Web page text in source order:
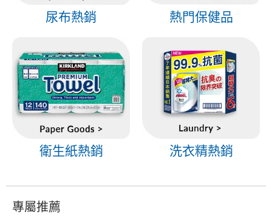
尿布熱銷 熱門保健品
衛生紙熱銷 洗衣精熱銷
專屬推薦